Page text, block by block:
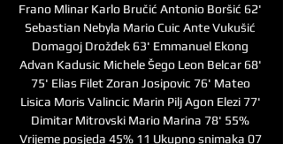
Frano Mlinar Karlo Bručić Antonio Boršić 62'
Sebastian Nebyla Mario Cuic Ante Vukušić
Domagoj Drožđek 63' Emmanuel Ekong
Advan Kadusic Michele Šego Leon Belcar 68'
75' Elias Filet Zoran Josipovic 76' Mateo
Lisica Moris Valincic Marin Pilj Agon Elezi 77'
Dimitar Mitrovski Mario Marina 78' 55%
Vrijeme posjeda 45% 11 Ukupno snimaka 07